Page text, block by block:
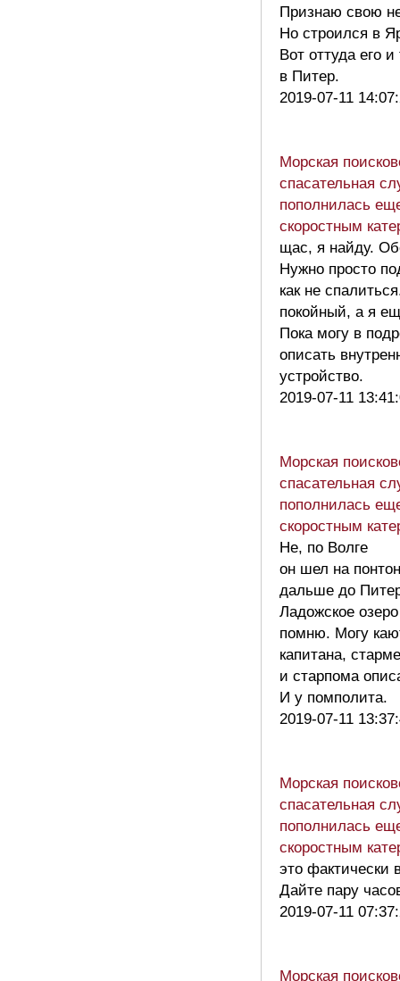
Признаю свою
Но строился в
Вот оттуда его
в Питер.
2019-07-11
Морская
спасательная
пополнилась
скоростным
щас, я найду.
Нужно просто
как не
покойный, а я
Пока могу в
описать
устройство.
2019-07-11
Морская
спасательная
пополнилась
скоростным
Не, по Волге
он шел на
дальше до
Ладожское
помню. Могу
капитана,
и старпома
И у помполита.
2019-07-11
Морская
спасательная
пополнилась
скоростным
это фактически
Дайте пару
2019-07-11
Морская